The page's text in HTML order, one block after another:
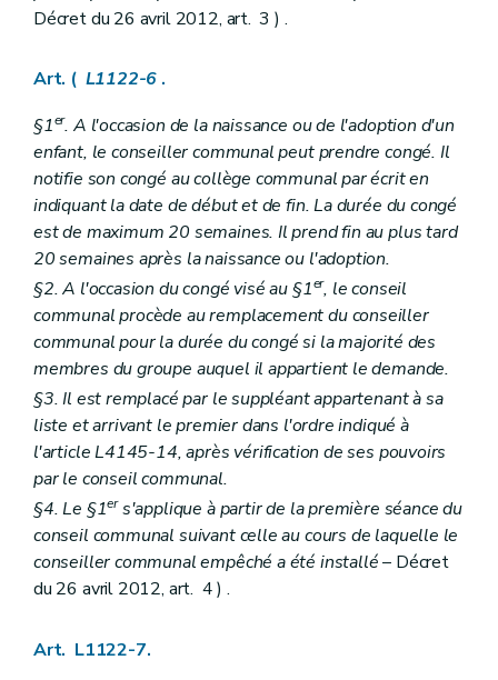
Chapitre II Actions judiciaires
Section 2
Livre III Finances communales
Titre premier Budget et comptes
Chapitre premier
Dispositions générales
Art. L1311-1
Art. L1311-2
Art. L1311-3
Art. L1311-4
Art. L1311-5
Art. L1311-6
Chapitre II Adoption du budget et règlement des comptes
Art. L1312-1
Chapitre III Publicité du budget et des comptes
Art. L1313-1
Chapitre IV Equilibre budgétaire
Art. L1314-1
Art. L1314-2
Chapitre V Règlement général de la comptabilité communale
Art. L1315-1
Titre II
Charges et dépenses
Chapitre unique
Art. L1321-1
Art. L1321-2
Chapitre premier
Décret du 26 avril 2012, art. 3 ) .
Art. ( L1122-6 .
§1er. A l'occasion de la naissance ou de l'adoption d'un
enfant, le conseiller communal peut prendre congé. Il
notifie son congé au collège communal par écrit en
indiquant la date de début et de fin. La durée du congé
est de maximum 20 semaines. Il prend fin au plus tard
20 semaines après la naissance ou l'adoption.
§2. A l'occasion du congé visé au §1er, le conseil
communal procède au remplacement du conseiller
communal pour la durée du congé si la majorité des
membres du groupe auquel il appartient le demande.
§3. Il est remplacé par le suppléant appartenant à sa
liste et arrivant le premier dans l'ordre indiqué à
l'article L4145-14, après vérification de ses pouvoirs
par le conseil communal.
§4. Le §1ers'applique à partir de la première séance du
conseil communal suivant celle au cours de laquelle le
conseiller communal empêché a été installé– Décret
du 26 avril 2012, art. 4 ) .
Art. L1122-7.